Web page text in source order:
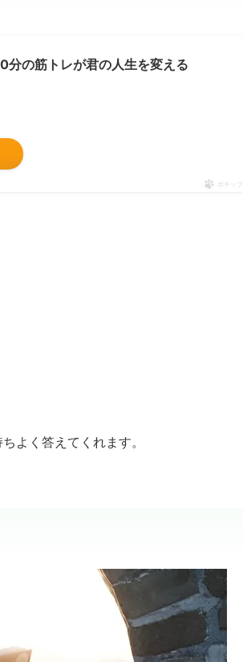
分の筋トレが君の人生を変える
ポチップ
よく答えてくれます。